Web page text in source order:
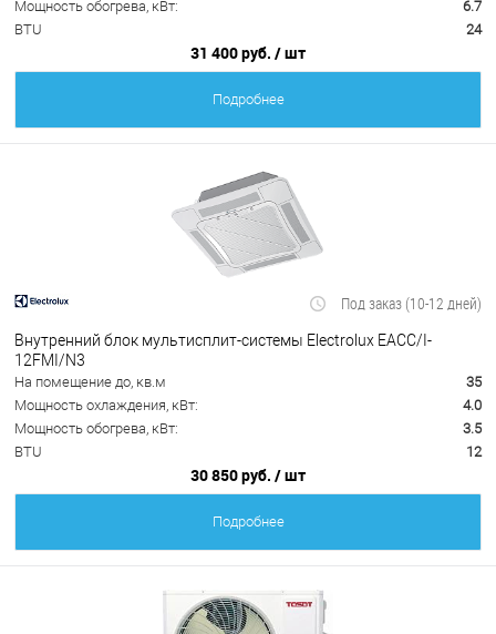
Мощность обогрева, кВт:
6.7
BTU
24
31 400 руб. / шт
Подробнее
Под заказ (10-12 дней)
Внутренний блок мультисплит-системы Electrolux EACС/I-
12FMI/N3
На помещение до, кв.м
35
Мощность охлаждения, кВт:
4.0
Мощность обогрева, кВт:
3.5
BTU
12
30 850 руб. / шт
Подробнее